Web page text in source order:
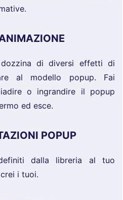
di diversi effetti di
al modello popup. Fai
o ingrandire il popup
ed esce.
POPUP
dalla libreria al tuo
i tuoi.